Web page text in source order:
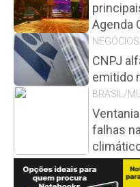
Agenda
CNPJ
emitido
BRASIL/
falhas